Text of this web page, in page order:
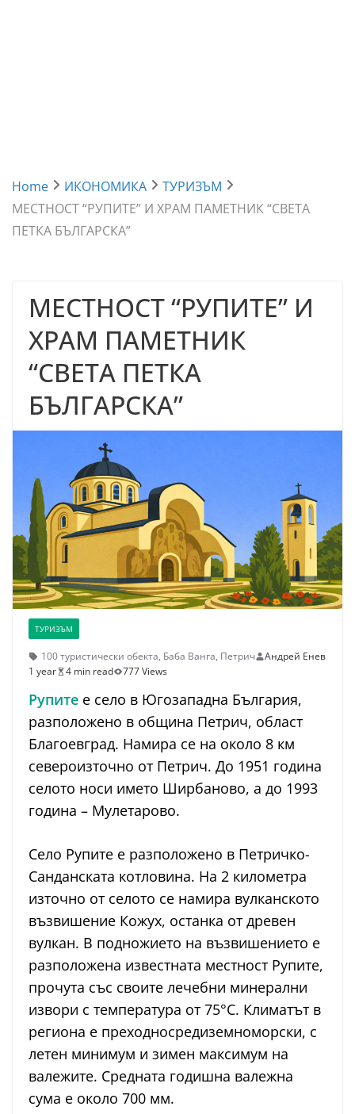
Home ИКОНОМИКА
ТУРИЗЪМ
МЕСТНОСТ “РУПИТЕ” И ХРАМ ПАМЕТНИК “СВЕТА
ПЕТКА БЪЛГАРСКА”
МЕСТНОСТ “РУПИТЕ” И
ХРАМ ПАМЕТНИК
“СВЕТА ПЕТКА
БЪЛГАРСКА”
ТУРИЗЪМ
100 туристически обекта, Баба Ванга, Петрич
Андрей Енев
1 year
4 min read 777 Views
Рупите е село в Югозападна България,
разположено в община Петрич, област
Благоевград. Намира се на около 8 км
североизточно от Петрич. До 1951 година
селото носи името Ширбаново, а до 1993
година – Мулетарово.
Село Рупите е разположено в Петричко-
Санданската котловина. На 2 километра
източно от селото се намира вулканското
възвишение Кожух, останка от древен
вулкан. В подножието на възвишението е
разположена известната местност Рупите,
прочута със своите лечебни минерални
извори с температура от 75°C. Климатът в
региона е преходносредиземноморски, с
летен минимум и зимен максимум на
валежите. Средната годишна валежна
сума е около 700 мм.